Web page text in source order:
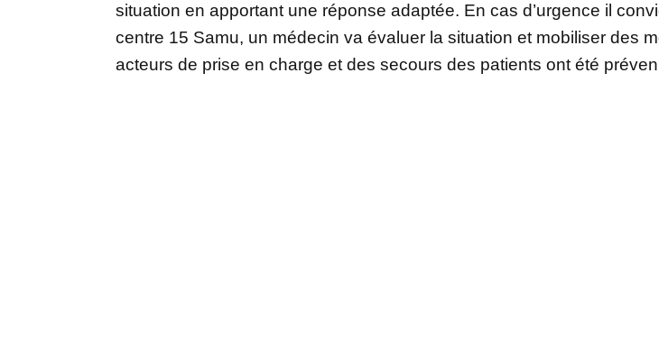
situation en apportant une réponse adaptée. En cas d’urgence il
centre 15 Samu, un médecin va évaluer la situation et mobiliser des
acteurs de prise en charge et des secours des patients ont été